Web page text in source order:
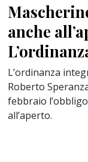
anche
L’ordinanza
Roberto
febbraio
all’aperto.